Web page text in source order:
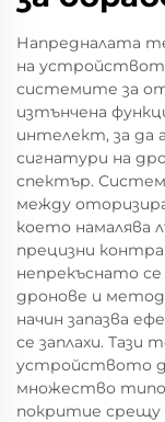
Напредналата
на
системите за
изтънчена
интелект, за да
сигнатури на
спектър.
между
което намалява
прецизни
непрекъснато
дронове и
начин запазва
се заплахи. Тази
устройството
множество
покритие срещу